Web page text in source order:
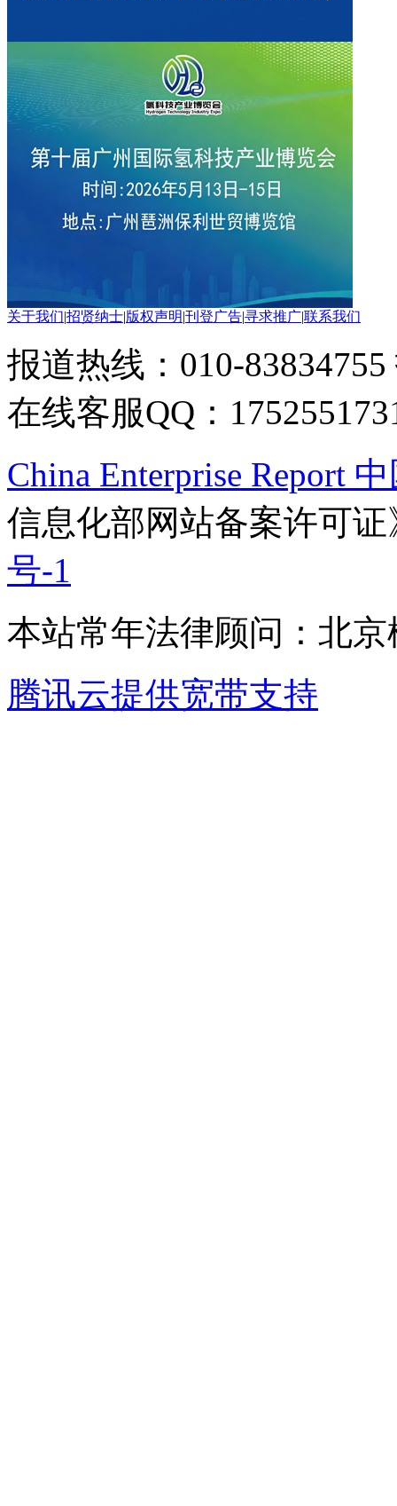
关于我们|招贤纳士|版权声明|刊登广告|寻求推广|联系我们
报道热线：010-83834755
在线客服QQ：
China Enterprise Report
信息化部网站备案许可
号-1
本站常年法律顾问：北
腾讯云提供宽带支持